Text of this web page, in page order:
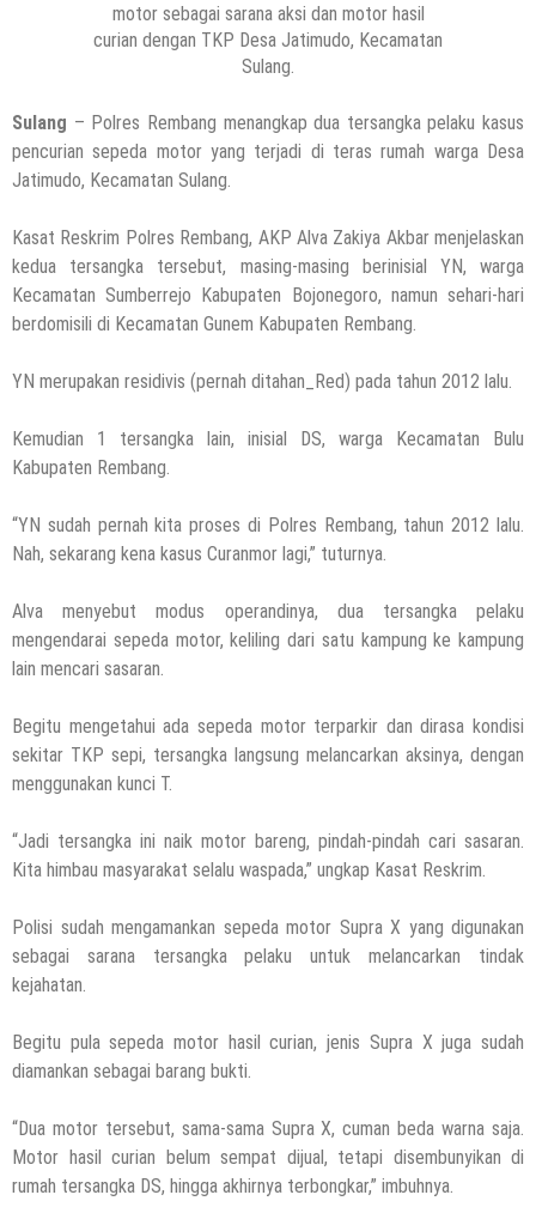
motor sebagai sarana aksi dan motor hasil
curian dengan TKP Desa Jatimudo, Kecamatan
Sulang.
Sulang – Polres Rembang menangkap dua tersangka pelaku kasus
pencurian sepeda motor yang terjadi di teras rumah warga Desa
Jatimudo, Kecamatan Sulang.
Kasat Reskrim Polres Rembang, AKP Alva Zakiya Akbar menjelaskan
kedua tersangka tersebut, masing-masing berinisial YN, warga
Kecamatan Sumberrejo Kabupaten Bojonegoro, namun sehari-hari
berdomisili di Kecamatan Gunem Kabupaten Rembang.
YN merupakan residivis (pernah ditahan_Red) pada tahun 2012 lalu.
Kemudian 1 tersangka lain, inisial DS, warga Kecamatan Bulu
Kabupaten Rembang.
“YN sudah pernah kita proses di Polres Rembang, tahun 2012 lalu.
Nah, sekarang kena kasus Curanmor lagi,” tuturnya.
Alva menyebut modus operandinya, dua tersangka pelaku
mengendarai sepeda motor, keliling dari satu kampung ke kampung
lain mencari sasaran.
Begitu mengetahui ada sepeda motor terparkir dan dirasa kondisi
sekitar TKP sepi, tersangka langsung melancarkan aksinya, dengan
menggunakan kunci T.
“Jadi tersangka ini naik motor bareng, pindah-pindah cari sasaran.
Kita himbau masyarakat selalu waspada,” ungkap Kasat Reskrim.
Polisi sudah mengamankan sepeda motor Supra X yang digunakan
sebagai sarana tersangka pelaku untuk melancarkan tindak
kejahatan.
Begitu pula sepeda motor hasil curian, jenis Supra X juga sudah
diamankan sebagai barang bukti.
“Dua motor tersebut, sama-sama Supra X, cuman beda warna saja.
Motor hasil curian belum sempat dijual, tetapi disembunyikan di
rumah tersangka DS, hingga akhirnya terbongkar,” imbuhnya.